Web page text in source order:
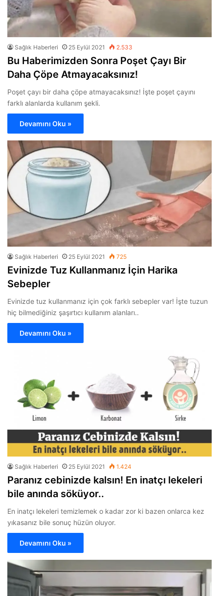
Sağlık Haberleri 25 Eylül 2021 2.533
Bu Haberimizden Sonra Poşet Çayı Bir
Daha Çöpe Atmayacaksınız!
Poşet çayı bir daha çöpe atmayacaksınız! İşte poşet çayını
farklı alanlarda kullanım şekli.
Devamını Oku »
Sağlık Haberleri 25 Eylül 2021 725
Evinizde Tuz Kullanmanız İçin Harika
Sebepler
Evinizde tuz kullanmanız için çok farklı sebepler var! İşte tuzun
hiç bilmediğiniz şaşırtıcı kullanım alanları..
Devamını Oku »
Sağlık Haberleri 25 Eylül 2021 1.424
Paranız cebinizde kalsın! En inatçı lekeleri
bile anında söküyor..
En inatçı lekeleri temizlemek o kadar zor ki bazen onlarca kez
yıkasanız bile sonuç hüzün oluyor.
Devamını Oku »